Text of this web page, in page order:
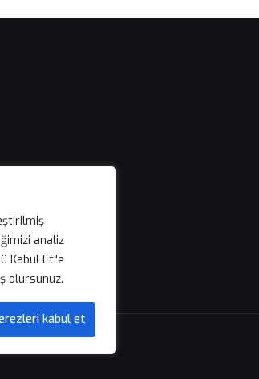
analiz
Kabul Et"e
olursunuz.
kabul et